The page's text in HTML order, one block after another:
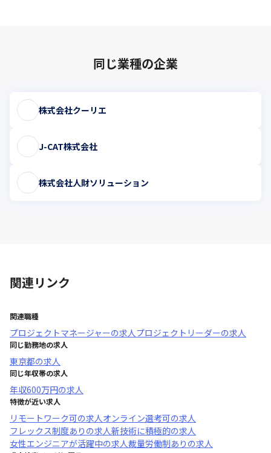
同じ業種の企業
株式会社クーリエ
J-CAT株式会社
株式会社人財ソリューション
関連リンク
関連職種
プロジェクトマネージャーの求人プロジェクトリーダーの求人
同じ勤務地の求人
東京都の求人
同じ年収帯の求人
年収600万円の求人
特徴が近い求人
リモートワーク可の求人オンライン選考可の求人
フレックス制度あり の求人新技術に積極的の求人
女性エンジニアが活躍中の求人裁量労働制あり の求人